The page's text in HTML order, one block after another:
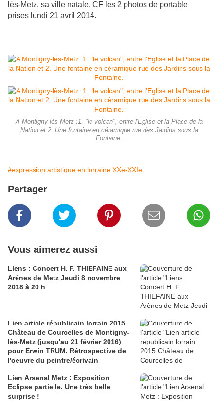
lès-Metz, sa ville natale. CF les 2 photos de portable
prises lundi 21 avril 2014.
A Montigny-lès-Metz :1. "le volcan", entre l'Eglise et la Place de la
Nation et 2. Une fontaine en céramique rue des Jardins sous la
Fontaine.
#expression artistique en lorraine XXe-XXIe
Partager
Vous aimerez aussi
Liens : Concert H. F. THIEFAINE aux
Arènes de Metz Jeudi 8 novembre
2018 à 20 h
Lien article républicain lorrain 2015
Château de Courcelles de Montigny-
lès-Metz (jusqu'au 21 février 2016)
pour Erwin TRUM. Rétrospective de
l'oeuvre du peintre/écrivain
Lien Arsenal Metz : Exposition
Eclipse partielle. Une très belle
surprise !